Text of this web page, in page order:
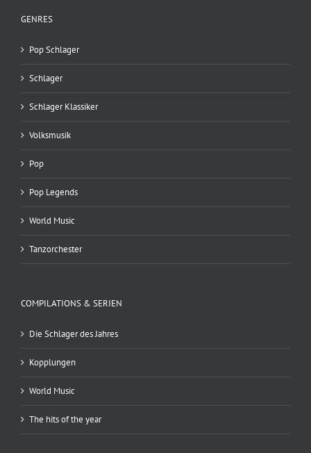
GENRES
Pop Schlager
Schlager
Schlager Klassiker
Volksmusik
Pop
Pop Legends
World Music
Tanzorchester
COMPILATIONS & SERIEN
Die Schlager des Jahres
Kopplungen
World Music
The hits of the year